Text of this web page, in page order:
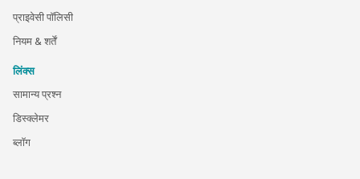
प्राइवेसी पॉलिसी
नियम & शर्तें
लिंक्स
सामान्य प्रश्न
डिस्क्लेमर
ब्लॉग